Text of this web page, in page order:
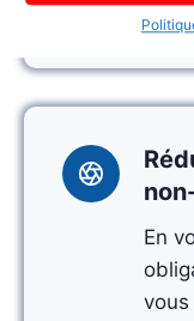
une
En